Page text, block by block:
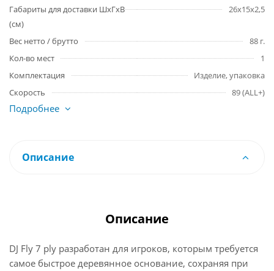
Габариты для доставки ШхГхВ
(см)
26х15х2,5
Вес нетто / брутто
88 г.
Кол-во мест
1
Комплектация
Изделие, упаковка
Скорость
89 (ALL+)
Подробнее
Описание
Описание
DJ Fly 7 ply разработан для игроков, которым требуется
самое быстрое деревянное основание, сохраняя при